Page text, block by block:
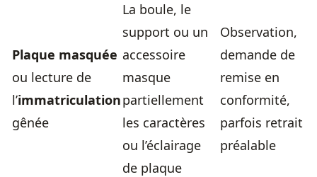
Plaque masquée
ou lecture de
l’immatriculation
gênée
La boule, le
support ou un
accessoire
masque
partiellement
les caractères
ou l’éclairage
de plaque
Observation,
demande de
remise en
conformité,
parfois retrait
préalable